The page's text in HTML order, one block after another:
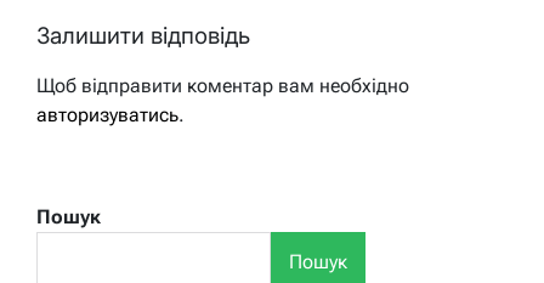
Залишити відповідь
Щоб відправити коментар вам необхідно
авторизуватись.
Пошук
Пошук